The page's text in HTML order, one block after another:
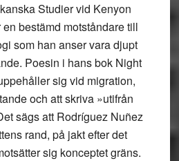
Studier vid Kenyon
bestämd motståndare till
som han anser vara djupt
Poesin i hans bok Night
sig vid migration,
och att skriva »utifrån
sägs att Rodríguez Nuñez
rand, på jakt efter det
sig konceptet gräns.